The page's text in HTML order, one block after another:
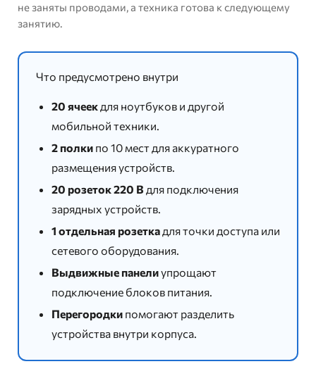
не заняты проводами, а техника готова к следующему
занятию.
Что предусмотрено внутри
20 ячеек для ноутбуков и другой
мобильной техники.
2 полки по 10 мест для аккуратного
размещения устройств.
20 розеток 220 В для подключения
зарядных устройств.
1 отдельная розетка для точки доступа или
сетевого оборудования.
Выдвижные панелиупрощают
подключение блоков питания.
Перегородки помогают разделить
устройства внутри корпуса.